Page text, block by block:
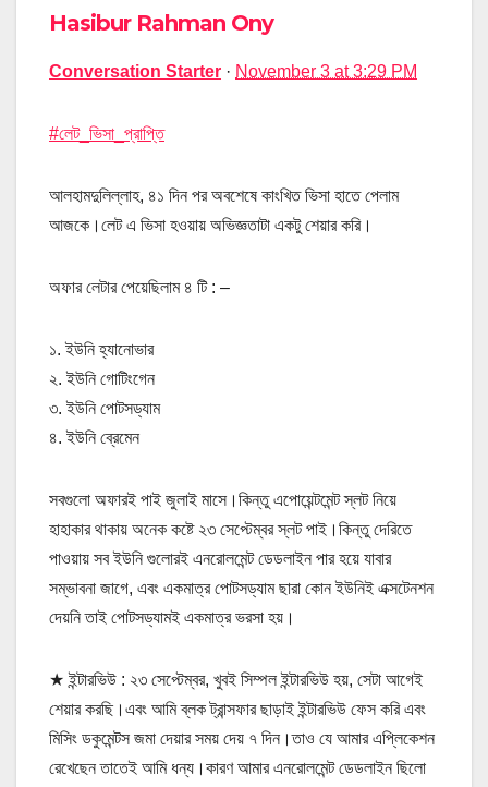
Hasibur Rahman Ony
Conversation Starter · November 3 at 3:29 PM
#লেট_ভিসা_প্রাপ্তি
আলহামদুলিল্লাহ, ৪১ দিন পর অবশেষে কাংখিত ভিসা হাতে পেলাম
আজকে।লেট এ ভিসা হওয়ায় অভিজ্ঞতাটা একটু শেয়ার করি।
অফার লেটার পেয়েছিলাম ৪ টি : –
১. ইউনি হ্যানোভার
২. ইউনি গোটিংগেন
৩. ইউনি পোটসড্যাম
৪. ইউনি ব্রেমেন
সবগুলো অফারই পাই জুলাই মাসে।কিন্তু এপোয়েন্টমেন্ট স্লট নিয়ে
হাহাকার থাকায় অনেক কষ্টে ২৩ সেপ্টেম্বর স্লট পাই।কিন্তু দেরিতে
পাওয়ায় সব ইউনি গুলোরই এনরোলমেন্ট ডেডলাইন পার হয়ে যাবার
সম্ভাবনা জাগে, এবং একমাত্র পোটসড্যাম ছারা কোন ইউনিই এক্সটেনশন
দেয়নি তাই পোটসড্যামই একমাত্র ভরসা হয়।
★ ইন্টারভিউ : ২৩ সেপ্টেম্বর, খুবই সিম্পল ইন্টারভিউ হয়, সেটা আগেই
শেয়ার করছি।এবং আমি ব্লক ট্রান্সফার ছাড়াই ইন্টারভিউ ফেস করি এবং
মিসিং ডকুমেন্টস জমা দেয়ার সময় দেয় ৭ দিন।তাও যে আমার এপ্লিকেশন
রেখেছেন তাতেই আমি ধন্য।কারণ আমার এনরোলমেন্ট ডেডলাইন ছিলো